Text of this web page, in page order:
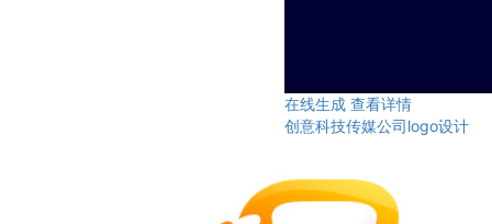
在线生成 查看详情
创意科技传媒公司logo设计